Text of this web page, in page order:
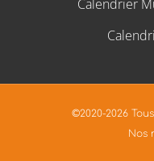
Calendrier
©2020-2026
Nos